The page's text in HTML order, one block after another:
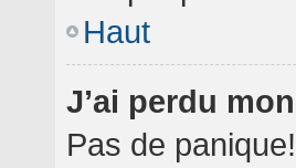
Haut
J’ai perdu
Pas de